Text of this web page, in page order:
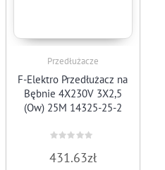
Przedłużacze
F-Elektro Przedłużacz na
Bębnie 4X230V 3X2,5
(Ow) 25M 14325-25-2
0
out
431.63zł